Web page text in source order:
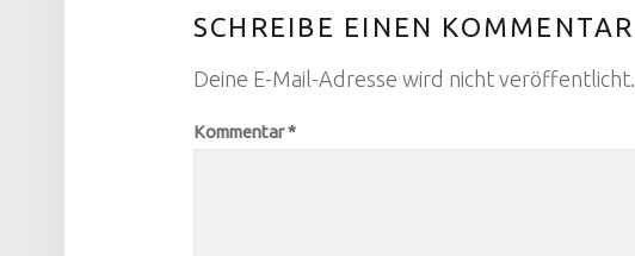
SCHREIBE EINEN KOMMENTAR
Deine E-Mail-Adresse wird nicht veröffentlicht.
Kommentar*